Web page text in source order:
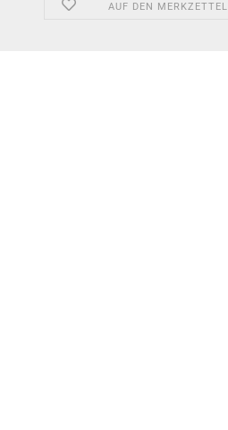
AUF DEN MERKZETTEL